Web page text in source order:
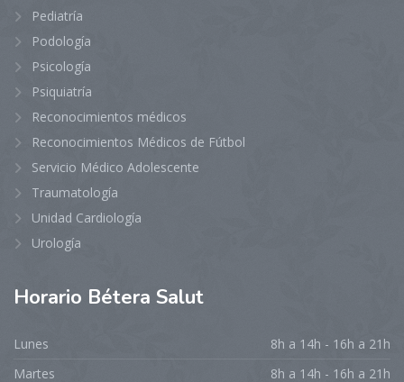
Pediatría
Podología
Psicología
Psiquiatría
Reconocimientos médicos
Reconocimientos Médicos de Fútbol
Servicio Médico Adolescente
Traumatología
Unidad Cardiología
Urología
Horario Bétera Salut
Lunes
8h a 14h - 16h a 21h
Martes
8h a 14h - 16h a 21h